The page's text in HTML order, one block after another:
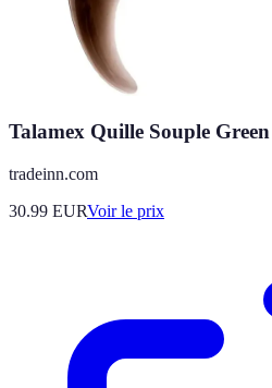
Talamex Quille Souple
tradeinn.com
30.99 EURVoir le prix